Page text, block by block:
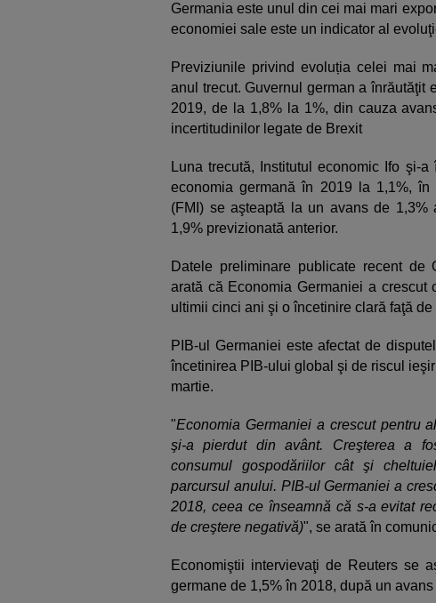
Germania este unul din cei mai mari
economiei sale este un indicator al
Previziunile privind evoluția celei mai
anul trecut. Guvernul german a înrăutăţit
2019, de la 1,8% la 1%, din cauza
incertitudinilor legate de Brexit
Luna trecută, Institutul economic Ifo şi-
economia germană în 2019 la 1,1%, în
(FMI) se aşteaptă la un avans de
1,9% previzionată anterior.
Datele preliminare publicate recent de
arată că Economia Germaniei a
ultimii cinci ani şi o încetinire clară faţă
PIB-ul Germaniei este afectat de
încetinirea PIB-ului global şi de riscul
martie.
"Economia Germaniei a crescut pentru
şi-a pierdut din avânt. Creşterea a
consumul gospodăriilor cât şi
parcursul anului. PIB-ul Germaniei a
2018, ceea ce înseamnă că s-a evitat
de creştere negativă)", se arată în
Economiştii intervievaţi de Reuters se
germane de 1,5% în 2018, după un